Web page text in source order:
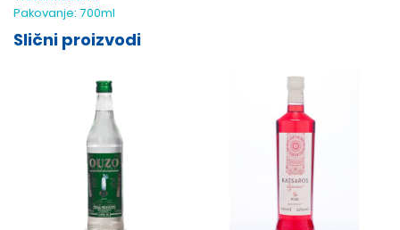
Pakovanje: 700ml
Slični proizvodi